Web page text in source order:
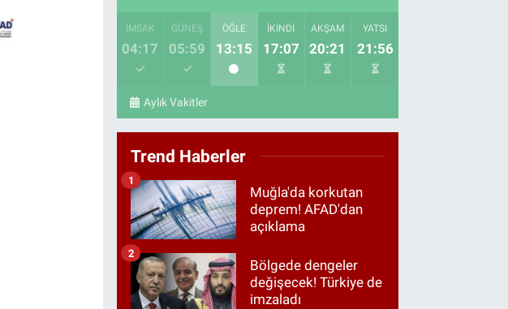
İMSAK
04:17
GÜNEŞ
05:59
ÖĞLE
13:15
İKINDI
17:07
AKŞAM
20:21
YATSI
21:56
Aylık Vakitler
Trend Haberler
Muğla'da korkutan
deprem! AFAD'dan
açıklama
1
Bölgede dengeler
değişecek! Türkiye de
imzaladı
2